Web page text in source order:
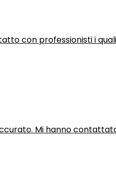
con professionisti i
Mi hanno